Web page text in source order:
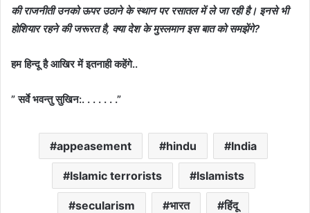
की राजनीती उनको ऊपर उठाने के स्थान पर रसातल में ले जा रही है। इनसे भी
होशियार रहने की जरूरत है, क्या देश के मुस्लमान इस बात को समझेंगे?
हम हिन्दू है आखिर में इतनाही कहेंगे..
” सर्वे भवन्तु सुखिन:. . . . . . .”
appeasement hindu India
Islamic terrorists Islamists
secularism भारत हिंदू